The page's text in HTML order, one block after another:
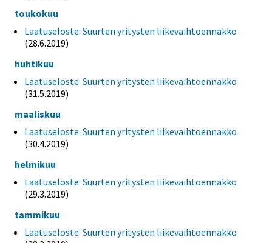
toukokuu
Laatuseloste: Suurten yritysten liikevaihtoennakko
(28.6.2019)
huhtikuu
Laatuseloste: Suurten yritysten liikevaihtoennakko
(31.5.2019)
maaliskuu
Laatuseloste: Suurten yritysten liikevaihtoennakko
(30.4.2019)
helmikuu
Laatuseloste: Suurten yritysten liikevaihtoennakko
(29.3.2019)
tammikuu
Laatuseloste: Suurten yritysten liikevaihtoennakko